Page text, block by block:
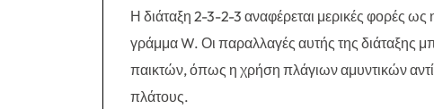
Η διάταξη 2-3-2-3 αναφέρεται μερικές φορές ως
γράμμα W. Οι παραλλαγές αυτής της διάταξης
παικτών, όπως η χρήση πλάγιων αμυντικών
πλάτους.